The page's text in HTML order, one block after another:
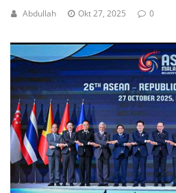
Abdullah Okt 27, 2025 0